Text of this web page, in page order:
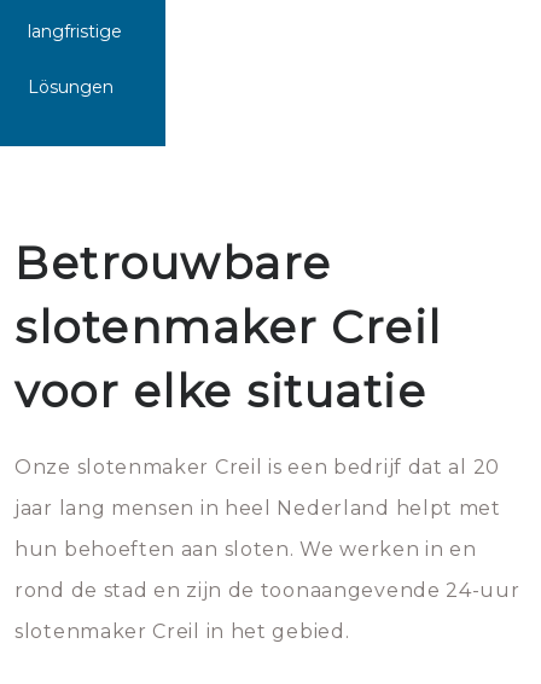
langfristige
Lösungen
Betrouwbare
slotenmaker Creil
voor elke situatie
Onze slotenmaker Creil is een bedrijf dat al 20
jaar lang mensen in heel Nederland helpt met
hun behoeften aan sloten. We werken in en
rond de stad en zijn de toonaangevende 24-uur
slotenmaker Creil in het gebied.